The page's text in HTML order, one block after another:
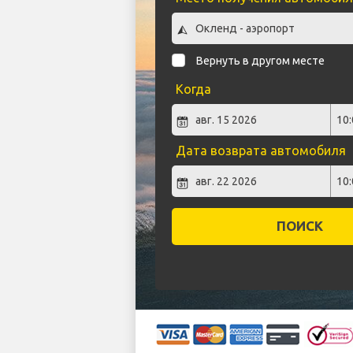
Вернуть в другом месте
Когда
Дата возврата автомобиля
ПОИСК